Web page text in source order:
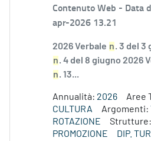
Contenuto Web - Data
apr-2026 13.21
2026 Verbale n. 3 del 3
n. 4 del 8 giugno 2026
n. 13...
Annualità: 2026 Aree
CULTURA
Argomenti:
ROTAZIONE
Strutture:
PROMOZIONE
DIP.